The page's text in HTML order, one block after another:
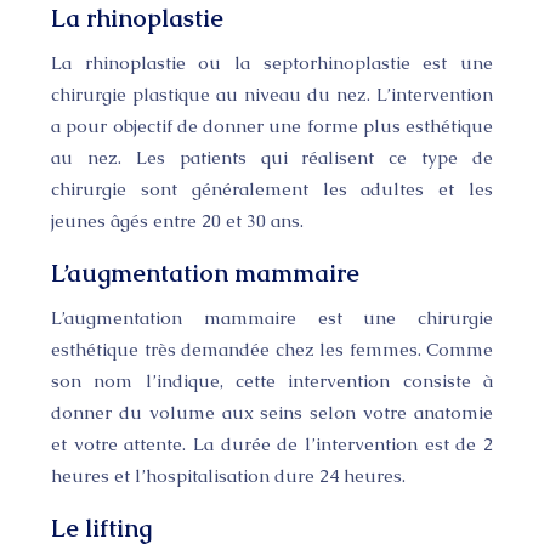
La rhinoplastie
La rhinoplastie ou la septorhinoplastie est une
chirurgie plastique au niveau du nez. L’intervention
a pour objectif de donner une forme plus esthétique
au nez. Les patients qui réalisent ce type de
chirurgie sont généralement les adultes et les
jeunes âgés entre 20 et 30 ans.
L’augmentation mammaire
L’augmentation mammaire est une chirurgie
esthétique très demandée chez les femmes. Comme
son nom l’indique, cette intervention consiste à
donner du volume aux seins selon votre anatomie
et votre attente. La durée de l’intervention est de 2
heures et l’hospitalisation dure 24 heures.
Le lifting